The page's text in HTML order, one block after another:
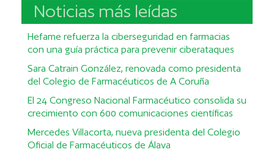
Noticias más leídas
Hefame refuerza la ciberseguridad en farmacias
con una guía práctica para prevenir ciberataques
Sara Catrain González, renovada como presidenta
del Colegio de Farmacéuticos de A Coruña
El 24 Congreso Nacional Farmacéutico consolida su
crecimiento con 600 comunicaciones científicas
Mercedes Villacorta, nueva presidenta del Colegio
Oficial de Farmacéuticos de Álava